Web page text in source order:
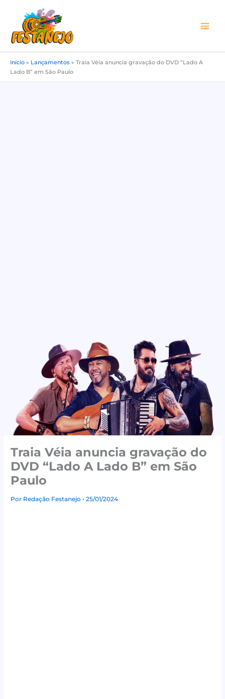
conteúdo
Início » Lançamentos » Traia Véia anuncia gravação do DVD “Lado A
Lado B” em São Paulo
Traia Véia anuncia gravação do
DVD “Lado A Lado B” em São
Paulo
Por Redação Festanejo• 25/01/2024